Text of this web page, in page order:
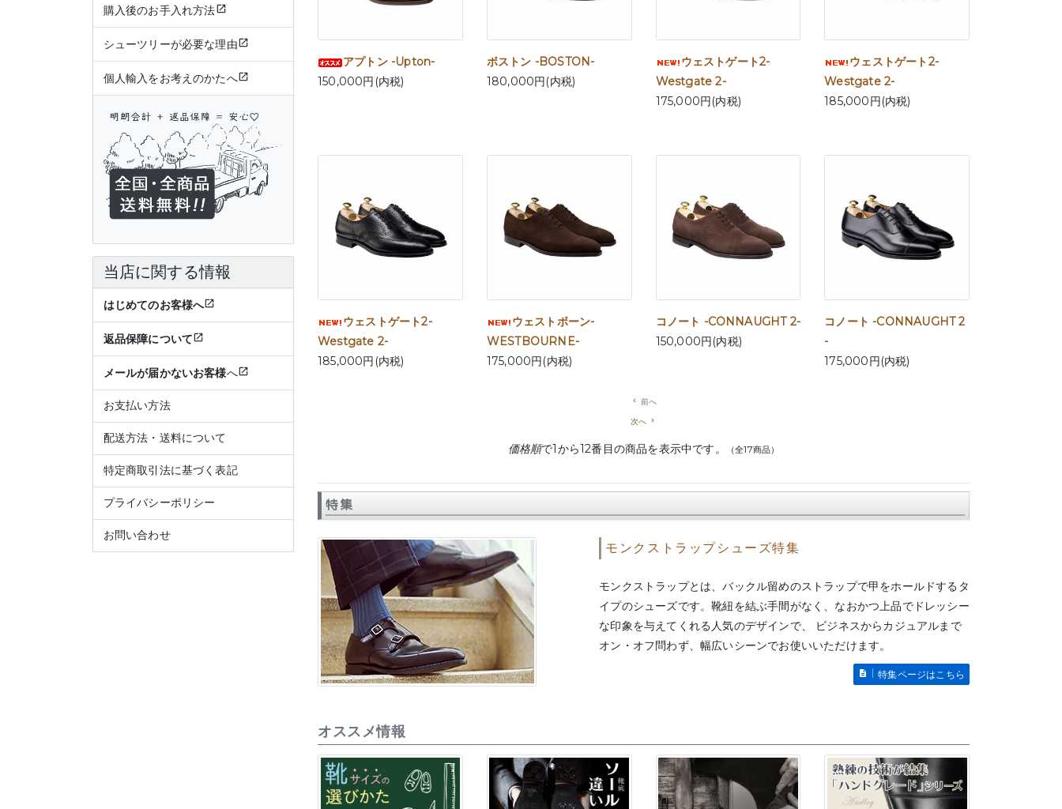
アプトン -Upton-
150,000円(内税)
ボストン -BOSTON-
180,000円(内税)
ウェストゲート2-
Westgate 2-
175,000円(内税)
ウェストゲート2-
Westgate 2-
185,000円(内税)
ウェストゲート2-
Westgate 2-
185,000円(内税)
ウェストボーン-
WESTBOURNE-
175,000円(内税)
コノート -CONNAUGHT 2-
150,000円(内税)
コノート -CONNAUGHT 2
-
175,000円(内税)
navigate_before
前へ
次へ navigate_next
価格順で1から12番目の商品を表示中です。 （全17商品）
特集
モンクストラップシューズ特集
モンクストラップとは、バックル留めのストラップで甲をホールドするタ
イプのシューズです。靴紐を結ぶ手間がなく、なおかつ上品でドレッシー
な印象を与えてくれる人気のデザインで、 ビジネスからカジュアルまで
オン・オフ問わず、幅広いシーンでお使いいただけます。
特集ページはこちら
オススメ情報
購入後のお手入れ方法
シューツリーが必要な理由
個人輸入をお考えのかたへ
当店に関する情報
はじめてのお客様へ
返品保障について
メールが届かないお客様へ
お支払い方法
配送方法・送料について
特定商取引法に基づく表記
プライバシーポリシー
お問い合わせ